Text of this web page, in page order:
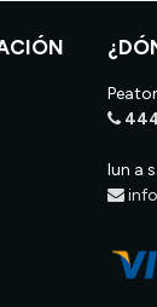
lun a